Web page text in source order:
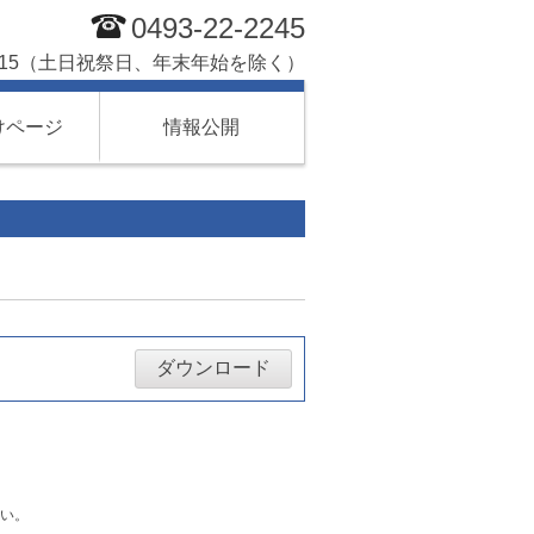
0493-22-2245
（土日祝祭日、年末年始を除く）
ページ 情報公開
ダウンロード
。